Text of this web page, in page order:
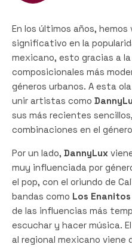
En los últimos años,
significativo en la
mexicano, esto gracias a
composicionales más
géneros urbanos. A esta
unir artistas como
sus más recientes
combinaciones en el
Por un lado, DannyLux
muy influenciada por
el pop, con el oriundo de
bandas como Los Enanitos
de las influencias más
escuchar y hacer música.
al regional mexicano viene